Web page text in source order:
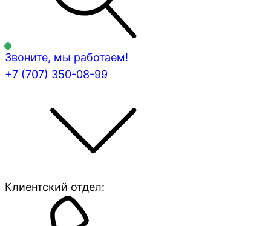
Звоните, мы работаем!
+7 (707) 350-08-99
Клиентский отдел: